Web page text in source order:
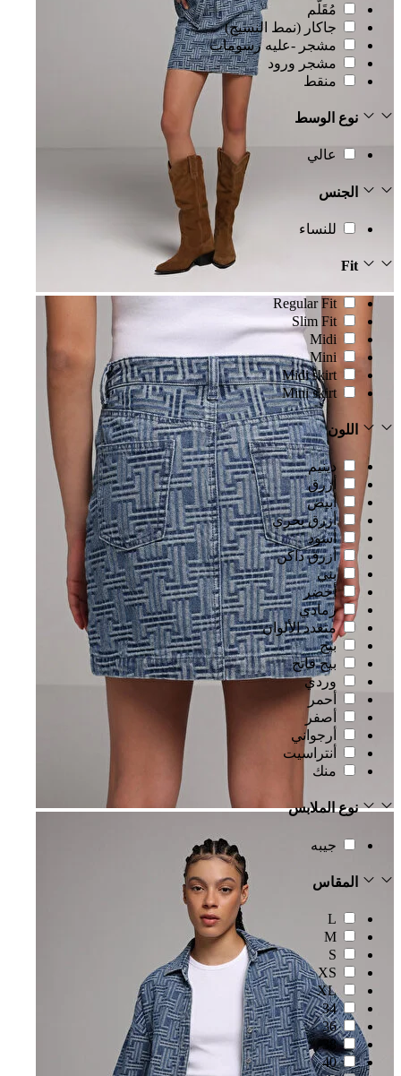
مُقَلَّم
جاكار (نمط النسيج)
مشجر -عليه رسومات
مشجر ورود
منقط
نوع الوسط
عالي
الجنس
للنساء
Fit
Regular Fit
Slim Fit
Midi
Mini
Midi skirt
Mini skirt
اللون
دينيم
أزرق
أبيض
أزرق بحري
أسود
أزرق داكن
بني
أخضر
رمادي
متعدد الألوان
بيج
بيج فاتح
وردي
أحمر
أصفر
أرجواني
أنتراسيت
منك
نوع الملابس
جيبه
المقاس
L
M
S
XS
XL
34
36
38
40